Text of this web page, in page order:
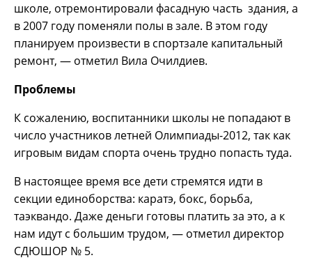
школе, отремонтировали фасадную часть здания, а
в 2007 году поменяли полы в зале. В этом году
планируем произвести в спортзале капитальный
ремонт, — отметил Вила Очилдиев.
Проблемы
К сожалению, воспитанники школы не попадают в
число участников летней Олимпиады-2012, так как
игровым видам спорта очень трудно попасть туда.
В настоящее время все дети стремятся идти в
секции единоборства: каратэ, бокс, борьба,
таэквандо. Даже деньги готовы платить за это, а к
нам идут с большим трудом, — отметил директор
СДЮШОР № 5.